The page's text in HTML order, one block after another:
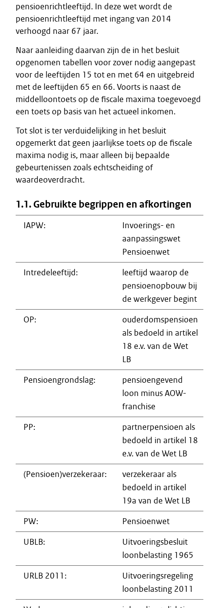
pensioenrichtleeftijd. In deze wet wordt de
pensioenrichtleeftijd met ingang van 2014
verhoogd naar 67 jaar.
Naar aanleiding daarvan zijn de in het besluit
opgenomen tabellen voor zover nodig aangepast
voor de leeftijden 15 tot en met 64 en uitgebreid
met de leeftijden 65 en 66. Voorts is naast de
middelloontoets op de fiscale maxima toegevoegd
een toets op basis van het actueel inkomen.
Tot slot is ter verduidelijking in het besluit
opgemerkt dat geen jaarlijkse toets op de fiscale
maxima nodig is, maar alleen bij bepaalde
gebeurtenissen zoals echtscheiding of
waardeoverdracht.
1.1. Gebruikte begrippen en afkortingen
IAPW:
Invoerings- en
aanpassingswet
Pensioenwet
Intredeleeftijd:
leeftijd waarop de
pensioenopbouw bij
de werkgever begint
OP:
ouderdomspensioen
als bedoeld in artikel
18 e.v. van de Wet
LB
Pensioengrondslag:
pensioengevend
loon minus AOW-
franchise
PP:
partnerpensioen als
bedoeld in artikel 18
e.v. van de Wet LB
(Pensioen)verzekeraar:
verzekeraar als
bedoeld in artikel
19a van de Wet LB
PW:
Pensioenwet
UBLB:
Uitvoeringsbesluit
loonbelasting 1965
URLB 2011:
Uitvoeringsregeling
loonbelasting 2011